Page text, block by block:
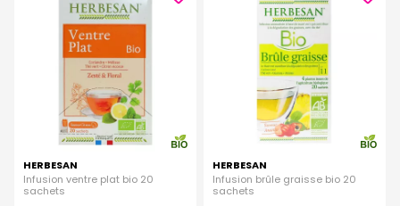
HERBESAN
Infusion ventre plat bio 20
sachets
HERBESAN
Infusion brûle graisse bio 20
sachets